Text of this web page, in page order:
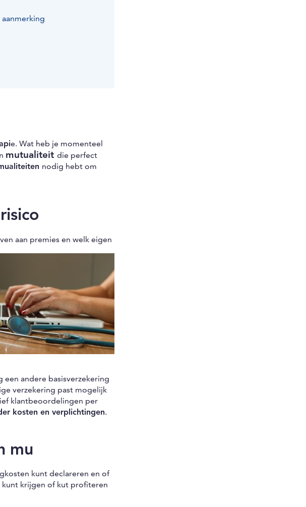
e. Wat heb je momenteel
mutualiteit die perfect
nodig hebt om
aan premies en welk eigen
andere basisverzekering
verzekering past mogelijk
klantbeoordelingen per
kosten en verplichtingen.
mu
kunt declareren en of
kunt krijgen of kut profiteren